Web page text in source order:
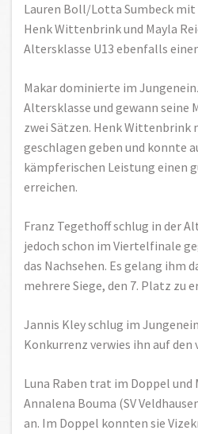
Lauren Boll/Lotta Sumbeck mit
Henk Wittenbrink und Mayla
Altersklasse U13 ebenfalls
Makar dominierte im
Altersklasse und gewann seine
zwei Sätzen. Henk Wittenbrink
geschlagen geben und konnte
kämpferischen Leistung einen
erreichen.
Franz Tegethoff schlug in der
jedoch schon im Viertelfinale
das Nachsehen. Es gelang ihm
mehrere Siege, den 7. Platz zu
Jannis Kley schlug im
Konkurrenz verwies ihn auf
Luna Raben trat im Doppel und
Annalena Bouma (SV
an. Im Doppel konnten sie